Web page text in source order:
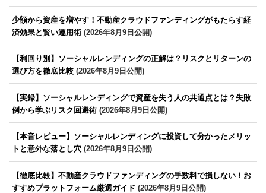
少額から資産を増やす！不動産クラウドファンディングがもたらす経
済効果と賢い運用術 (2026年8月9日公開)
【利回り別】ソーシャルレンディングの正解は？リスクとリターンの
選び方を徹底比較 (2026年8月9日公開)
【実録】ソーシャルレンディングで資産を失う人の共通点とは？失敗
例から学ぶリスク回避術 (2026年8月9日公開)
【本音レビュー】ソーシャルレンディングに投資して分かったメリッ
トと意外な落とし穴 (2026年8月9日公開)
【徹底比較】不動産クラウドファンディングの手数料で損しない！お
すすめプラットフォーム厳選ガイド (2026年8月9日公開)